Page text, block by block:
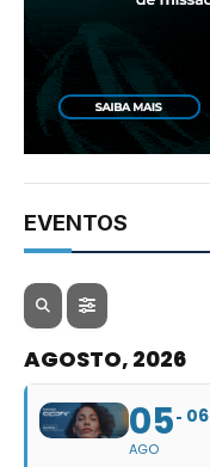
EVENTOS
AGOSTO, 2026
05
AGO
06